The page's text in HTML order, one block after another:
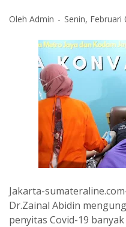
Oleh Admin Senin, Februari
Jakarta-
Dr.Zainal Abidin
penyitas Covid-19